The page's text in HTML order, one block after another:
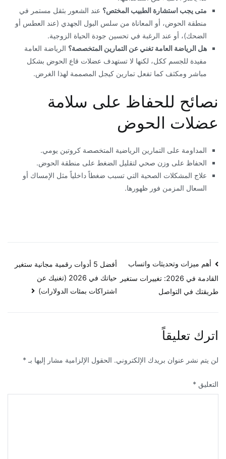
متى يجب استشارة الطبيب المختص؟ عند الشعور بثقل مستمر في
منطقة الحوض، أو المعاناة من سلس البول الجهدي (عند العطس أو
الضحك)، أو عند الرغبة في تحسين جودة الحياة الزوجية.
هل الرياضة العامة تغني عن التمارين المتخصصة؟ الرياضة العامة
مفيدة للجسم ككل، لكنها لا تستهدف عضلات قاع الحوض بشكل
مباشر ومكثف كما تفعل تمارين كيجل المصممة لهذا الغرض.
​نصائح للحفاظ على سلامة
عضلات الحوض
​المداومة على التمارين الرياضية المتخصصة كروتين يومي.
​الحفاظ على وزن صحي لتقليل الضغط على منطقة الحوض.
​علاج المشكلات الصحية التي تسبب ضغطاً داخلياً مثل الإمساك أو
السعال المزمن فور ظهورها.
تصفّح
المقالات
أهم ميزات وتحديثات واتساب
القادمة في 2026: تغييرات ستغير
طريقتك في التواصل
أفضل 5 أدوات رقمية مجانية ستغير
حياتك في 2026 (تغنيك عن
اشتراكات بمئات الدولارات)
اترك تعليقاً
لن يتم نشر عنوان بريدك الإلكتروني. الحقول الإلزامية مشار إليها بـ *
التعليق *